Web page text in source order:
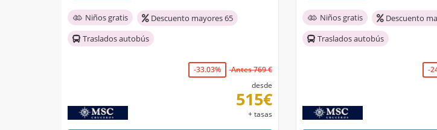
Niños gratis
Descuento mayores 65
Traslados autobús
-33.03%
Antes 769 €
desde
515€
+ tasas
Niños gratis
Descuento
Traslados autobús
-